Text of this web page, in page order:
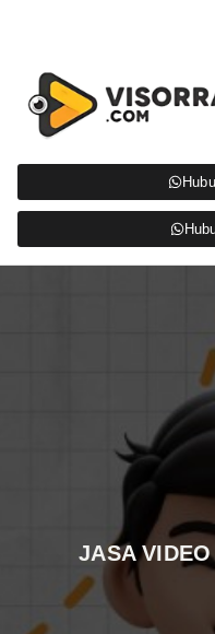
JASA